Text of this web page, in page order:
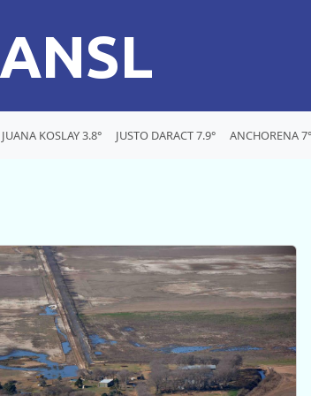
ANSL
JUANA KOSLAY 3.8° JUSTO DARACT 7.9° ANCHORENA 7°